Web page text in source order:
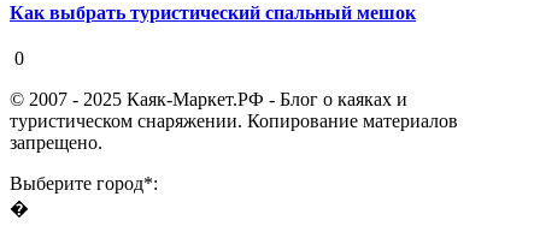
Как выбрать туристический спальный мешок
0
© 2007 - 2025 Каяк-Маркет.РФ - Блог о каяках и
туристическом снаряжении. Копирование материалов
запрещено.
Выберите город*:
�